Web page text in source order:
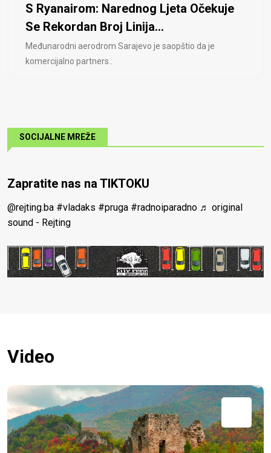
S Ryanairom: Narednog Ljeta Očekuje
Se Rekordan Broj Linija...
Međunarodni aerodrom Sarajevo je saopštio da je
komercijalno partners..
SOCIJALNE MREŽE
Zapratite nas na TIKTOKU
@rejting.ba #vladaks #pruga #radnoiparadno ♬ original
sound - Rejting
Video